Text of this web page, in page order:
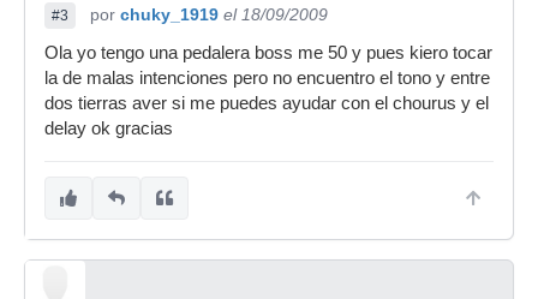
#3 por chuky_1919 el 18/09/2009
Ola yo tengo una pedalera boss me 50 y pues kiero tocar
la de malas intenciones pero no encuentro el tono y entre
dos tierras aver si me puedes ayudar con el chourus y el
delay ok gracias